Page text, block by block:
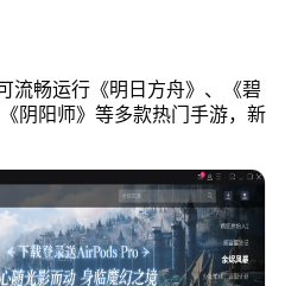
流畅运行《明日方舟》、《碧
阴阳师》等多款热门手游，新